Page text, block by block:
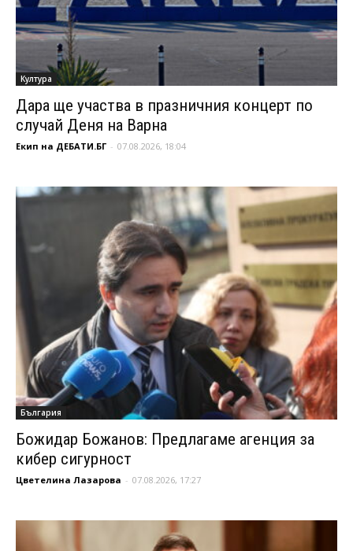
Култура
Дара ще участва в празничния концерт по
случай Деня на Варна
Екип на ДЕБАТИ.БГ - 07.08.2026, 18:04
България
Божидар Божанов: Предлагаме агенция за
кибер сигурност
Цветелина Лазарова - 07.08.2026, 17:27